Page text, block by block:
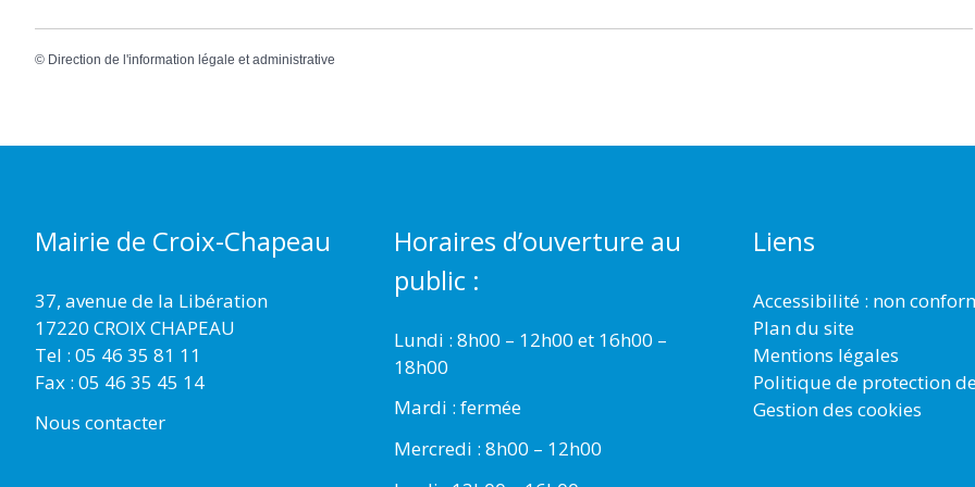
© Direction de l'information légale et administrative
Mairie de Croix-Chapeau
37, avenue de la Libération
17220 CROIX CHAPEAU
Tel : 05 46 35 81 11
Fax : 05 46 35 45 14
Nous contacter
Horaires d’ouverture au
public :
Lundi : 8h00 – 12h00 et 16h00 –
18h00
Mardi : fermée
Mercredi : 8h00 – 12h00
Liens
Accessibilité : non
Plan du site
Mentions légales
Politique de protection
Gestion des cookies